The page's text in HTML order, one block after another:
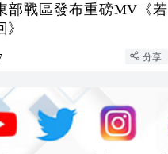
部戰區發布重磅MV《若
分享